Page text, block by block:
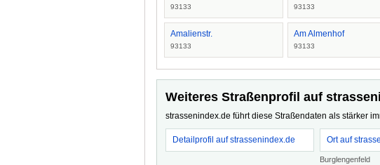
93133 93133
Amalienstr.
93133
Am Almenhof
93133
Weiteres Straßenprofil auf
strassenindex.de führt diese Straßendaten als stärker
Detailprofil auf strassenindex.de Ort auf
Burglengenfeld